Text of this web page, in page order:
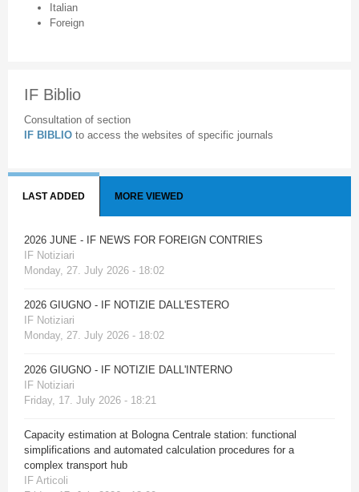
Italian
Foreign
IF Biblio
Consultation of section
IF BIBLIO to access the websites of specific journals
LAST ADDED MORE VIEWED
2026 JUNE - IF NEWS FOR FOREIGN CONTRIES
IF Notiziari
Monday, 27. July 2026 - 18:02
2026 GIUGNO - IF NOTIZIE DALL'ESTERO
IF Notiziari
Monday, 27. July 2026 - 18:02
2026 GIUGNO - IF NOTIZIE DALL'INTERNO
IF Notiziari
Friday, 17. July 2026 - 18:21
Capacity estimation at Bologna Centrale station: functional
simplifications and automated calculation procedures for a
complex transport hub
IF Articoli